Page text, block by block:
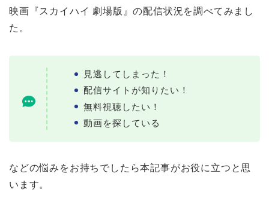
映画『スカイハイ 劇場版』の配信状況を調べてみまし
た。
見逃してしまった！
配信サイトが知りたい！
無料視聴したい！
動画を探している
などの悩みをお持ちでしたら本記事がお役に立つと思
います。